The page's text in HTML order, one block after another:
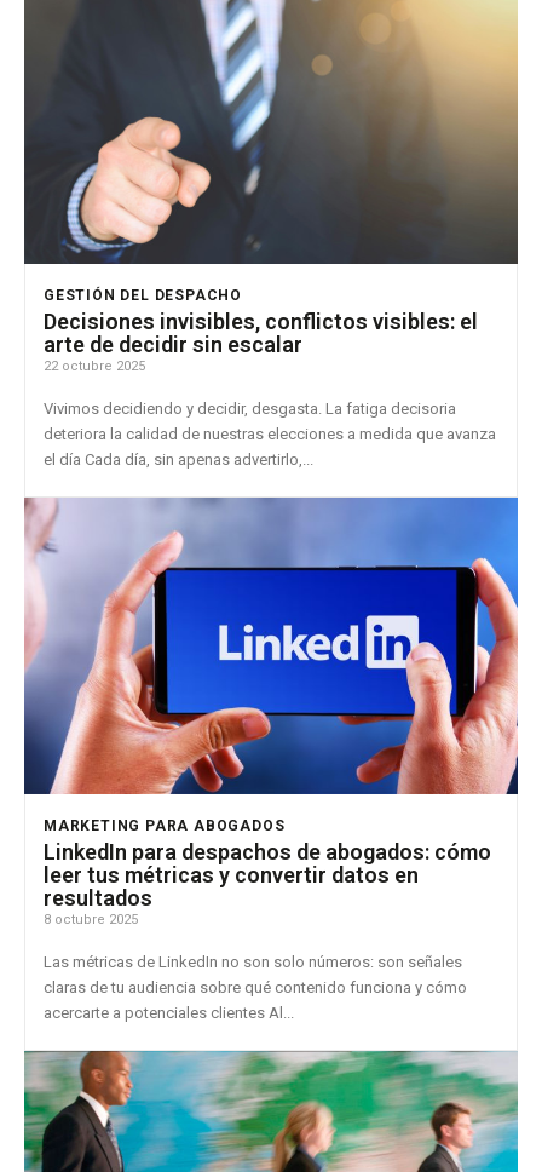
GESTIÓN DEL DESPACHO
Decisiones invisibles, conflictos visibles: el
arte de decidir sin escalar
22 octubre 2025
Vivimos decidiendo y decidir, desgasta. La fatiga decisoria
deteriora la calidad de nuestras elecciones a medida que avanza
el día Cada día, sin apenas advertirlo,...
MARKETING PARA ABOGADOS
LinkedIn para despachos de abogados: cómo
leer tus métricas y convertir datos en
resultados
8 octubre 2025
Las métricas de LinkedIn no son solo números: son señales
claras de tu audiencia sobre qué contenido funciona y cómo
acercarte a potenciales clientes Al...